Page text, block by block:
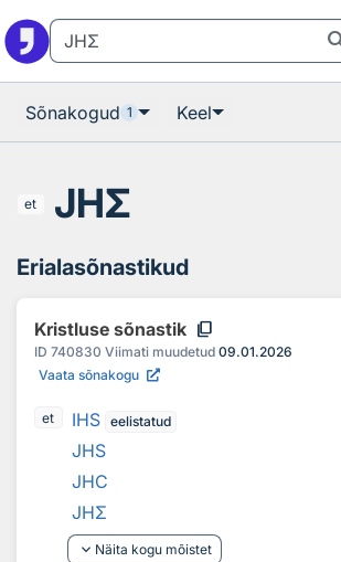
Sõnakogud 1 Keel
et JHΣ
Erialasõnastikud
Kristluse sõnastik content_copy
ID 740830 Viimati muudetud 09.01.2026
Vaata sõnakogu
et IHS eelistatud
JHS
JHC
JHΣ
keyboard_arrow_down Näita kogu mõistet